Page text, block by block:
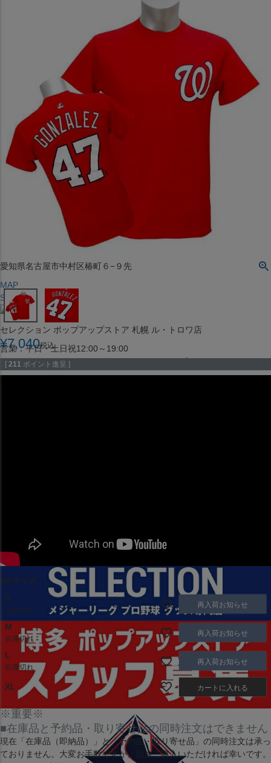
JR水道橋駅西口店
営業：土・日・祝日のみ 12:00-18:00
〒101-0061
東京都千代田区神田三崎町２丁目２２−１ 1F
MAP
SHOP
セレクション名古屋エスカ地下街店
営業：平日・土日祝12:00～19:00
（※15:00～16:00はメンテナンスのためクローズ）
愛知県名古屋市中村区椿町６−９先
MAP
SHOP
セレクション ポップアップストア 札幌 ル・トロワ店
営業：平日・土日祝12:00～19:00
（※15:00～16:00はメンテナンスのためクローズ）
¥7,040税込
[ 211 ポイント進呈 ]
USサイズ
S
在庫切れ
再入荷お知らせ
M
在庫切れ
再入荷お知らせ
L
在庫切れ
再入荷お知らせ
XL カートに入れる
※重要※
■在庫品と予約品・取り寄せ品の同時注文はできません
現在 「在庫品（即納品）」 と「予約品・取り寄せ品」 の同時注文は承っ
ておりません。大変お手数ですが、別途ご購入いただければ幸いです。